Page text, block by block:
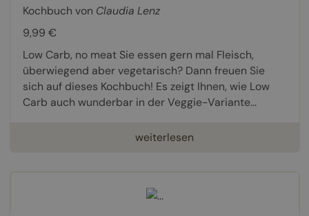
Kochbuch von Claudia Lenz
9,99 €
Low Carb, no meat Sie essen gern mal Fleisch,
überwiegend aber vegetarisch? Dann freuen Sie
sich auf dieses Kochbuch! Es zeigt Ihnen, wie Low
Carb auch wunderbar in der Veggie-Variante...
weiterlesen